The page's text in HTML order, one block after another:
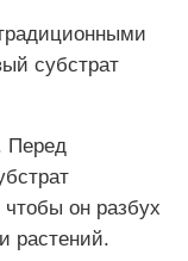
субстрат
Перед
он разбух
растений.